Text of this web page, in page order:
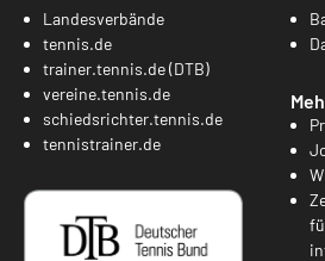
Landesverbände
tennis.de
trainer.tennis.de (DTB)
vereine.tennis.de
schiedsrichter.tennis.de
tennistrainer.de